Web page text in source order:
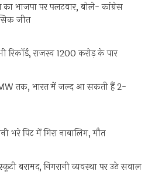
का भाजपा पर पलटवार, बोले- कांग्रेस
जीत
रिकॉर्ड, राजस्व 1200 करोड़ के पार
तक, भारत में जल्द आ सकती हैं 2-
भरे पिट में गिरा नाबालिग, मौत
बरामद, निगरानी व्यवस्था पर उठे सवाल